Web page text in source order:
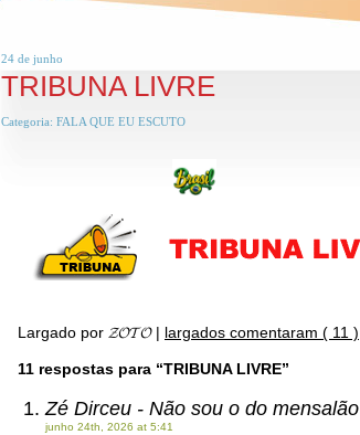
24 de junho
TRIBUNA LIVRE
Categoria: FALA QUE EU ESCUTO
Largado por 𝓩𝓞𝓣𝓞| largados comentaram ( 11 )
11 respostas para “TRIBUNA LIVRE”
Zé Dirceu - Não sou o do mensalão
junho 24th, 2026 at 5:41